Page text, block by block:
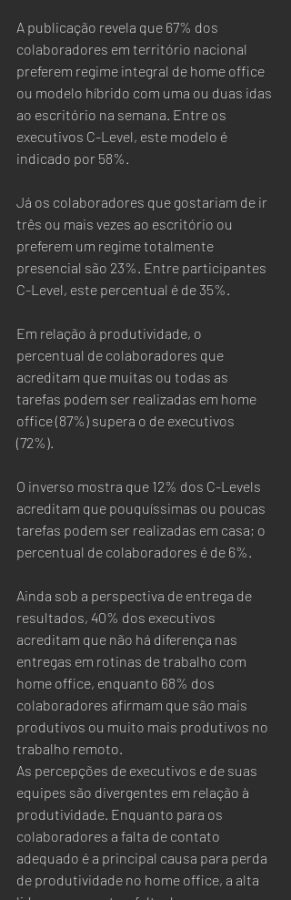
A publicação revela que 67% dos
colaboradores em território nacional
preferem regime integral de home office
ou modelo híbrido com uma ou duas idas
ao escritório na semana. Entre os
executivos C-Level, este modelo é
indicado por 58%.
Já os colaboradores que gostariam de ir
três ou mais vezes ao escritório ou
preferem um regime totalmente
presencial são 23%. Entre participantes
C-Level, este percentual é de 35%.
Em relação à produtividade, o
percentual de colaboradores que
acreditam que muitas ou todas as
tarefas podem ser realizadas em home
office (87%) supera o de executivos
(72%).
O inverso mostra que 12% dos C-Levels
acreditam que pouquíssimas ou poucas
tarefas podem ser realizadas em casa; o
percentual de colaboradores é de 6%.
Ainda sob a perspectiva de entrega de
resultados, 40% dos executivos
acreditam que não há diferença nas
entregas em rotinas de trabalho com
home office, enquanto 68% dos
colaboradores afirmam que são mais
produtivos ou muito mais produtivos no
trabalho remoto.
As percepções de executivos e de suas
equipes são divergentes em relação à
produtividade. Enquanto para os
colaboradores a falta de contato
adequado é a principal causa para perda
de produtividade no home office, a alta